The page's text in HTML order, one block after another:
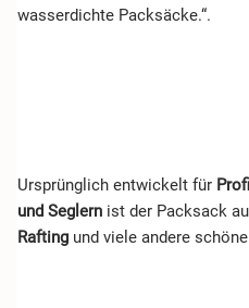
wasserdichte Packsäcke.“.
Ursprünglich entwickelt für
und Seglern ist der Packsack
Rafting und viele andere